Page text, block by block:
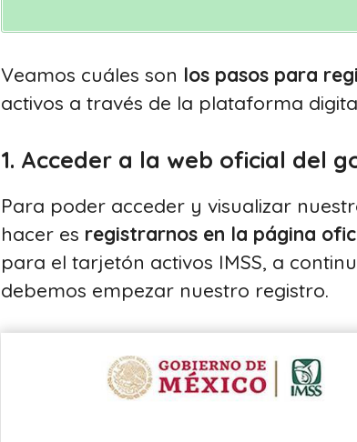
Veamos cuáles son los pasos para
activos a través de la plataforma
1. Acceder a la web oficial del
Para poder acceder y visualizar
hacer es registrarnos en la página
para el tarjetón activos IMSS, a
debemos empezar nuestro registro.